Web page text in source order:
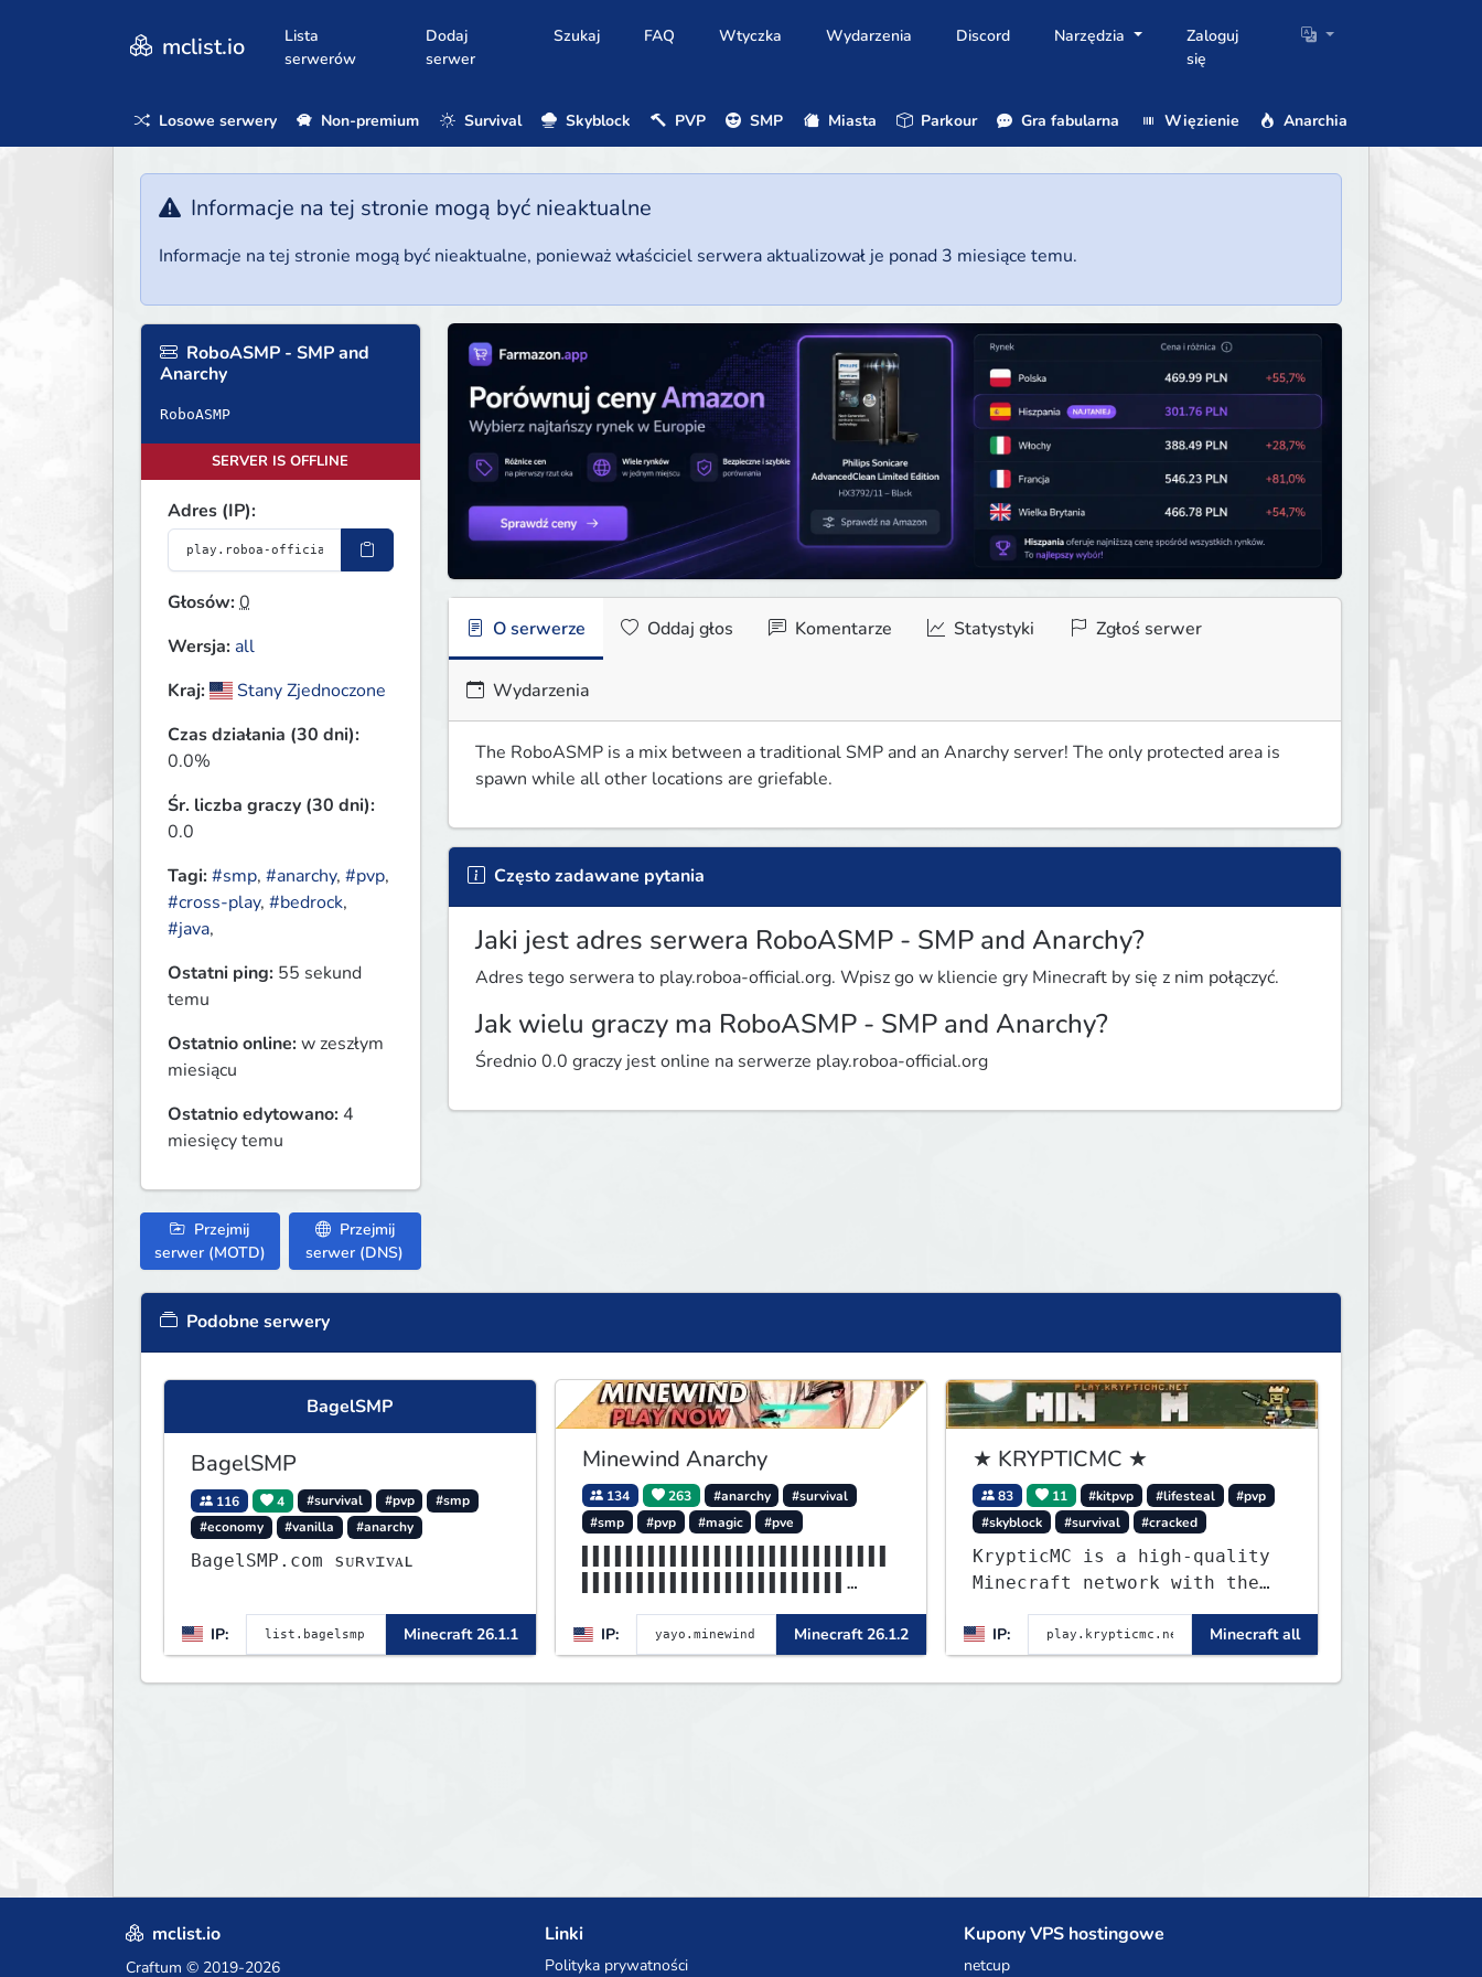
mclist.io
Lista
serwerów
Dodaj
serwer
Szukaj FAQ Wtyczka Wydarzenia Discord Narzędzia
Zaloguj
się
Losowe serwery Non-premium Survival Skyblock PVP SMP Miasta Parkour Gra fabularna Więzienie Anarchia
Informacje na tej stronie mogą być nieaktualne
Informacje na tej stronie mogą być nieaktualne, ponieważ właściciel serwera aktualizował je ponad 3 miesiące temu.
RoboASMP - SMP and
Anarchy
RoboASMP
SERVER IS OFFLINE
Adres (IP):
Głosów:0
Wersja: all
Kraj:
Stany Zjednoczone
Czas działania (30 dni):
0.0%
Śr. liczba graczy (30 dni):
0.0
Tagi:#smp, #anarchy, #pvp,
#cross-play, #bedrock,
#java,
Ostatni ping: 55 sekund
temu
Ostatnio online:w zeszłym
miesiącu
Ostatnio edytowano: 4
miesięcy temu
Przejmij
serwer (MOTD)
Przejmij
serwer (DNS)
O serwerze Oddaj głos Komentarze Statystyki Zgłoś serwer
Wydarzenia
The RoboASMP is a mix between a traditional SMP and an Anarchy server! The only protected area is
spawn while all other locations are griefable.
Często zadawane pytania
Jaki jest adres serwera RoboASMP - SMP and Anarchy?
Adres tego serwera to play.roboa-official.org. Wpisz go w kliencie gry Minecraft by się z nim połączyć.
Jak wielu graczy ma RoboASMP - SMP and Anarchy?
Średnio 0.0 graczy jest online na serwerze play.roboa-official.org
Podobne serwery
BagelSMP
BagelSMP
116 4 #survival #pvp
#smp
#economy
#vanilla #anarchy
BagelSMP.com ѕᴜʀᴠɪᴠᴀʟ
IP: Minecraft 26.1.1
Minewind Anarchy
134 263 #anarchy
#survival
#smp
#pvp #magic #pve
MINEWIND▌▌▌▌▌▌▌▌▌▌▌▌▌▌▌▌
IP: Minecraft 26.1.2
★ KRYPTICMC ★
83 11 #kitpvp #lifesteal
#pvp
#skyblock
#survival #cracked
KrypticMC is a high-quality
Minecraft network with the
play. Minigames, KitPvP,
Lifesteal, Prison, Practice,
Bedwars, Skywars, & much
IP: Minecraft all
mclist.io
Craftum © 2019-2026
Linki
Polityka prywatności
Kupony VPS hostingowe
netcup